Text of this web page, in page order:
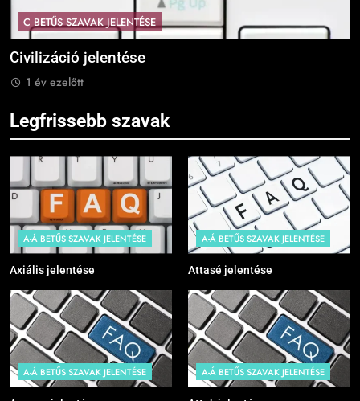
C BETŰS SZAVAK JELENTÉSE
Civilizáció jelentése
1 év ezelőtt
Legfrissebb szavak
A-Á BETŰS SZAVAK JELENTÉSE
Axiális jelentése
A-Á BETŰS SZAVAK JELENTÉSE
Attasé jelentése
A-Á BETŰS SZAVAK JELENTÉSE A-Á BETŰS SZAVAK JELENTÉSE